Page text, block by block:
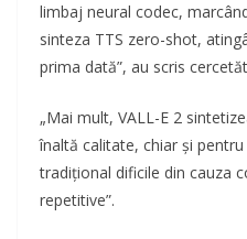
limbaj neural codec,
sinteza TTS zero-shot,
prima dată”, au scris
„Mai mult, VALL-E 2
înaltă calitate, chiar și
tradițional dificile din cauza
repetitive”.